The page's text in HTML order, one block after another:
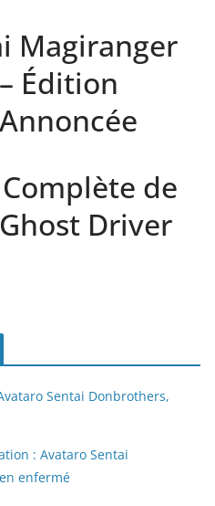
Magiranger
Édition
de
Driver
Sentai Donbrothers,
: Avataro Sentai
enfermé